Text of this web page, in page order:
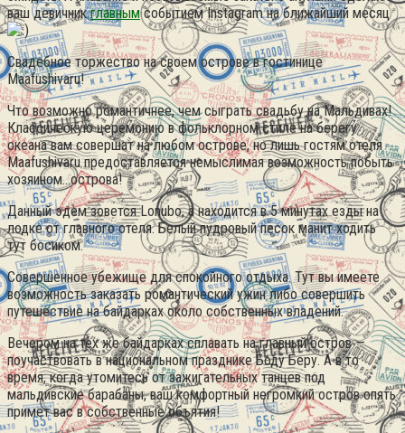
ваш девичникглавнымсобытием Instagram на ближайший месяц
Свадебное торжество на своем острове в гостинице
Maafushivaru!
Что возможно романтичнее, чем сыграть свадьбу на Мальдивах!
Классическую церемонию в фольклорном стиле на берегу
океана вам совершат на любом острове, но лишь гостям отеля
Maafushivaru предоставляется немыслимая возможность побыть
хозяином…острова!
Данный эдем зовется Lonubo, а находится в 5 минутах езды на
лодке от главного отеля. Белый пудровый песок манит ходить
тут босиком.
Совершенное убежище для спокойного отдыха. Тут вы имеете
возможность заказать романтический ужин либо совершить
путешествие на байдарках около собственных владений.
Вечером на тех же байдарках сплавать на главный остров —
поучаствовать в национальном празднике Боду Беру. А в то
время, когда утомитесь от зажигательных танцев под
мальдивские барабаны, ваш комфортный негромкий остров опять
примет вас в собственные объятия!